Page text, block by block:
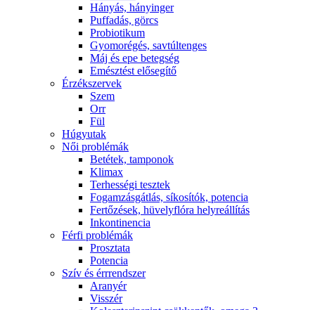
Hányás, hányinger
Puffadás, görcs
Probiotikum
Gyomorégés, savtúltenges
Máj és epe betegség
Emésztést elősegítő
Érzékszervek
Szem
Orr
Fül
Húgyutak
Női problémák
Betétek, tamponok
Klimax
Terhességi tesztek
Fogamzásgátlás, síkosítók, potencia
Fertőzések, hüvelyflóra helyreállítás
Inkontinencia
Férfi problémák
Prosztata
Potencia
Szív és érrrendszer
Aranyér
Visszér